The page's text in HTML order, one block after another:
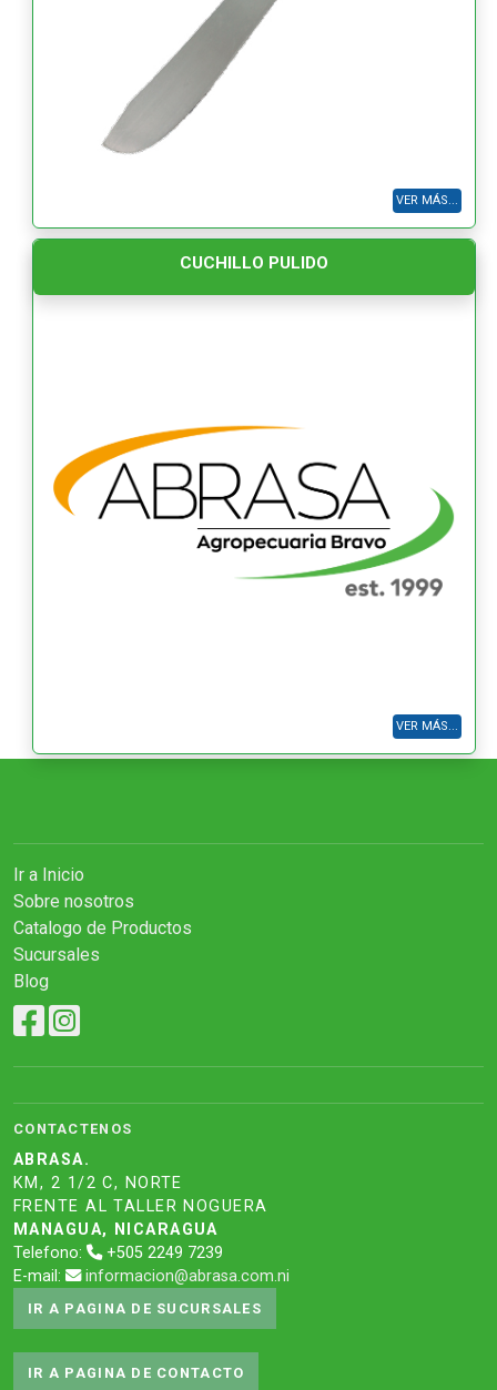
VER MÁS...
CUCHILLO PULIDO
VER MÁS...
Ir a Inicio
Sobre nosotros
Catalogo de Productos
Sucursales
Blog
CONTACTENOS
ABRASA.
KM, 2 1/2 C, NORTE
FRENTE AL TALLER NOGUERA
MANAGUA, NICARAGUA
Telefono:
+505 2249 7239
E-mail:
informacion@abrasa.com.ni
IR A PAGINA DE SUCURSALES
IR A PAGINA DE CONTACTO